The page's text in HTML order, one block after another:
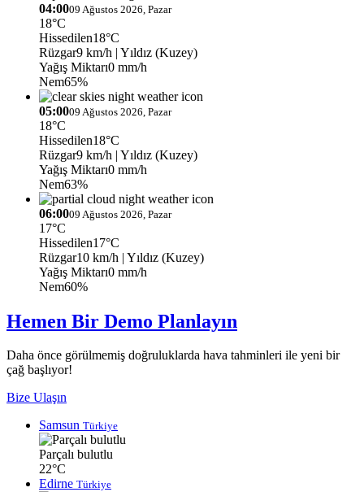
04:0009 Ağustos 2026, Pazar
18°C
Hissedilen18°C
Rüzgar9 km/h | Yıldız (Kuzey)
Yağış Miktarı0 mm/h
Nem65%
05:0009 Ağustos 2026, Pazar
18°C
Hissedilen18°C
Rüzgar9 km/h | Yıldız (Kuzey)
Yağış Miktarı0 mm/h
Nem63%
06:0009 Ağustos 2026, Pazar
17°C
Hissedilen17°C
Rüzgar10 km/h | Yıldız (Kuzey)
Yağış Miktarı0 mm/h
Nem60%
Hemen Bir Demo Planlayın
Daha önce görülmemiş doğruluklarda hava tahminleri ile yeni bir
çağ başlıyor!
Bize Ulaşın
Samsun Türkiye
Parçalı bulutlu
22°C
Edirne Türkiye